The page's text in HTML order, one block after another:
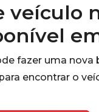
veículo
fazer uma
encontrar o